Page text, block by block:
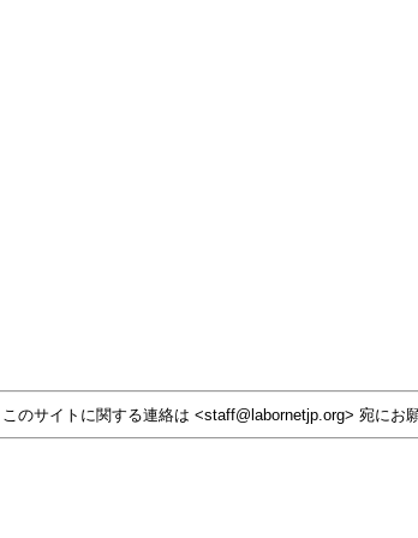
このサイトに関する連絡は <staff@labornetjp.org> 宛にお